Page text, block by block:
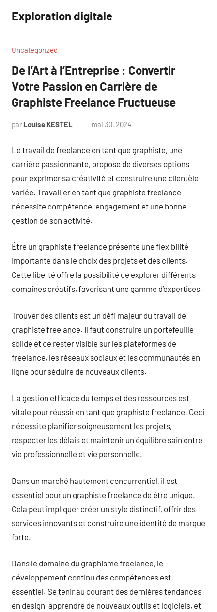
contenu
Exploration digitale
Uncategorized
De l’Art à l’Entreprise : Convertir
Votre Passion en Carrière de
Graphiste Freelance Fructueuse
par Louise KESTEL mai 30, 2024
Le travail de freelance en tant que graphiste, une
carrière passionnante, propose de diverses options
pour exprimer sa créativité et construire une clientèle
variée. Travailler en tant que graphiste freelance
nécessite compétence, engagement et une bonne
gestion de son activité.
Être un graphiste freelance présente une flexibilité
importante dans le choix des projets et des clients.
Cette liberté offre la possibilité de explorer différents
domaines créatifs, favorisant une gamme d’expertises.
Trouver des clients est un défi majeur du travail de
graphiste freelance. Il faut construire un portefeuille
solide et de rester visible sur les plateformes de
freelance, les réseaux sociaux et les communautés en
ligne pour séduire de nouveaux clients.
La gestion efficace du temps et des ressources est
vitale pour réussir en tant que graphiste freelance. Ceci
nécessite planifier soigneusement les projets,
respecter les délais et maintenir un équilibre sain entre
vie professionnelle et vie personnelle.
Dans un marché hautement concurrentiel, il est
essentiel pour un graphiste freelance de être unique.
Cela peut impliquer créer un style distinctif, offrir des
services innovants et construire une identité de marque
forte.
Dans le domaine du graphisme freelance, le
développement continu des compétences est
essentiel. Se tenir au courant des dernières tendances
en design, apprendre de nouveaux outils et logiciels, et